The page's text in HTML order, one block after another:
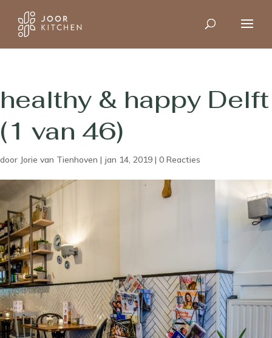
healthy & happy Delft
(1 van 46)
door Jorie van Tienhoven | jan 14, 2019 | 0 Reacties